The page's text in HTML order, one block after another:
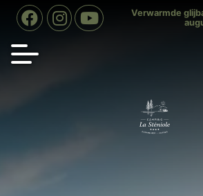
Verwarmde glijbaan open in juli en
augustus